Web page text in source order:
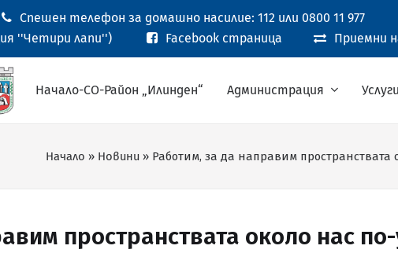
Спешен телефон за домашно насилие: 112 или 0800 11 977
''Четири лапи'')
Facebook страница Приемни
Начало-СО-Район „Илинден“ Администрация Услуги
Начало » Новини » Работим, за да направим
пространствата около нас